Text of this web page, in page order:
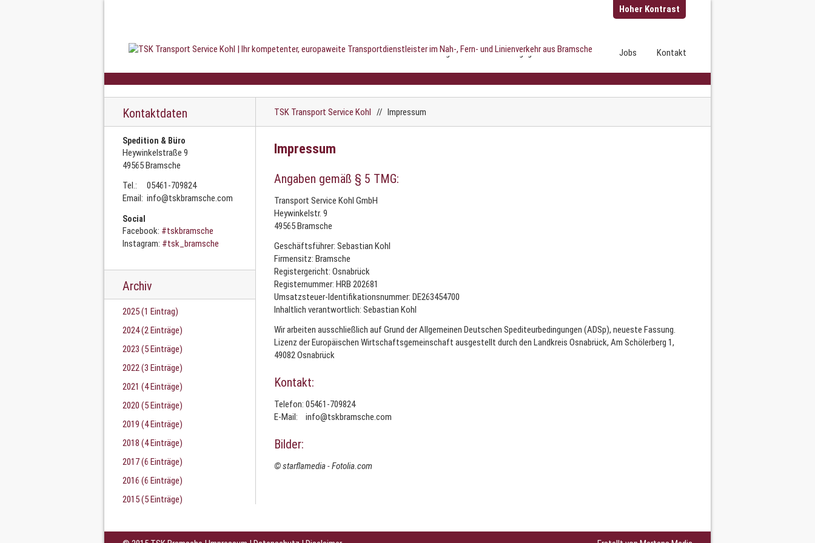
Hoher Kontrast
Home Leistungen Soziales Engagement Galerie Jobs Kontakt
TSK Transport Service Kohl // Impressum
Impressum
Angaben gemäß § 5 TMG:
Transport Service Kohl GmbH
Heywinkelstr. 9
49565 Bramsche
Geschäftsführer: Sebastian Kohl
Firmensitz: Bramsche
Registergericht: Osnabrück
Registernummer: HRB 202681
Umsatzsteuer-Identifikationsnummer: DE263454700
Inhaltlich verantwortlich: Sebastian Kohl
Wir arbeiten ausschließlich auf Grund der Allgemeinen Deutschen Spediteurbedingungen (ADSp), neueste Fassung.
Lizenz der Europäischen Wirtschaftsgemeinschaft ausgestellt durch den Landkreis Osnabrück, Am Schölerberg 1,
49082 Osnabrück
Kontakt:
Telefon: 05461-709824
E-Mail:
info@tskbramsche.com
Bilder:
© starflamedia - Fotolia.com
Kontaktdaten
Spedition & Büro
Heywinkelstraße 9
49565 Bramsche
Tel.:
05461-709824
Email: info@tskbramsche.com
Social
Facebook: #tskbramsche
Instagram: #tsk_bramsche
Archiv
2025 (1 Eintrag)
2024 (2 Einträge)
2023 (5 Einträge)
2022 (3 Einträge)
2021 (4 Einträge)
2020 (5 Einträge)
2019 (4 Einträge)
2018 (4 Einträge)
2017 (6 Einträge)
2016 (6 Einträge)
2015 (5 Einträge)